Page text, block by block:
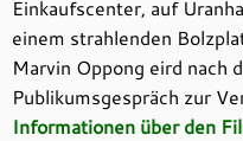
Einkaufscenter, auf
einem strahlenden
Marvin Oppong eird nach
Publikumsgespräch zur
Informationen über den